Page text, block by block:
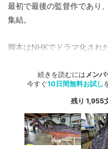
最初で最後の監督作であり
集結。
脚本はNHKでドラマ化され
続きを読むには メン
今すぐ10日間無料お試し
残り 1,955